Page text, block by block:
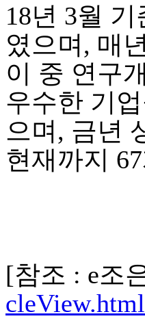
​18년 3월
였으며, 매
이 중 ​연구
우수한 기
으며, 금년
현재까지
[참조 : e조